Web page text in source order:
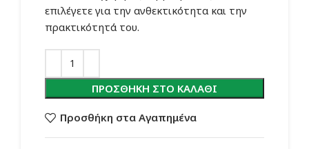
επιλέγετε για την ανθεκτικότητα και την
πρακτικότητά του.
ΠΡΟΣΘΉΚΗ ΣΤΟ ΚΑΛΆΘΙ
Προσθήκη στα Αγαπημένα